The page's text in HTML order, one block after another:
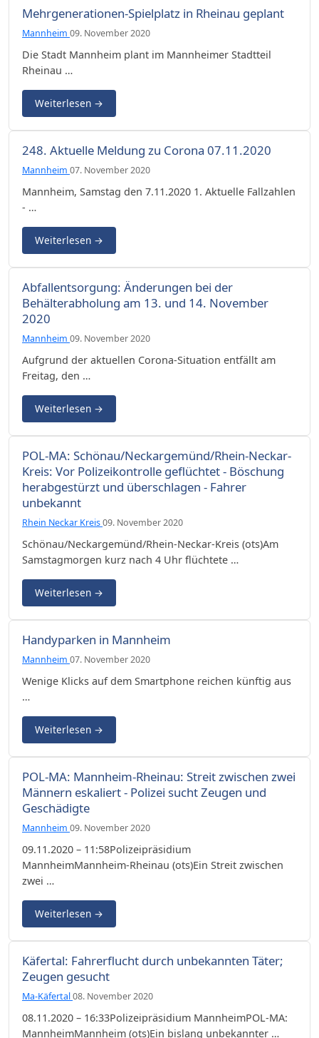
Mehrgenerationen-Spielplatz in Rheinau geplant
Mannheim 09. November 2020
Die Stadt Mannheim plant im Mannheimer Stadtteil
Rheinau …
Weiterlesen →
248. Aktuelle Meldung zu Corona 07.11.2020
Mannheim 07. November 2020
Mannheim, Samstag den 7.11.2020 1. Aktuelle Fallzahlen
- …
Weiterlesen →
Abfallentsorgung: Änderungen bei der
Behälterabholung am 13. und 14. November
2020
Mannheim 09. November 2020
Aufgrund der aktuellen Corona-Situation entfällt am
Freitag, den …
Weiterlesen →
POL-MA: Schönau/Neckargemünd/Rhein-Neckar-
Kreis: Vor Polizeikontrolle geflüchtet - Böschung
herabgestürzt und überschlagen - Fahrer
unbekannt
Rhein Neckar Kreis09. November 2020
Schönau/Neckargemünd/Rhein-Neckar-Kreis (ots)Am
Samstagmorgen kurz nach 4 Uhr flüchtete …
Weiterlesen →
Handyparken in Mannheim
Mannheim 07. November 2020
Wenige Klicks auf dem Smartphone reichen künftig aus
…
Weiterlesen →
POL-MA: Mannheim-Rheinau: Streit zwischen zwei
Männern eskaliert - Polizei sucht Zeugen und
Geschädigte
Mannheim 09. November 2020
09.11.2020 – 11:58Polizeipräsidium
MannheimMannheim-Rheinau (ots)Ein Streit zwischen
zwei …
Weiterlesen →
Käfertal: Fahrerflucht durch unbekannten Täter;
Zeugen gesucht
Ma-Käfertal08. November 2020
08.11.2020 – 16:33Polizeipräsidium MannheimPOL-MA:
MannheimMannheim (ots)Ein bislang unbekannter …